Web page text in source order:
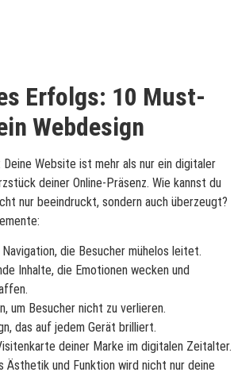
Erfolgs: 10 Must-
Webdesign
Website ist mehr als nur ein digitaler
deiner Online-Präsenz. Wie kannst du
nur beeindruckt, sondern auch überzeugt?
die Besucher mühelos leitet.
Inhalte, die Emotionen wecken und
um Besucher nicht zu verlieren.
das auf jedem Gerät brilliert.
deiner Marke im digitalen Zeitalter.
Ästhetik und Funktion wird nicht nur deine